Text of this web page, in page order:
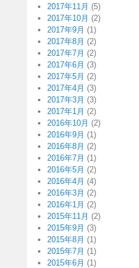
2017年11月 (5)
2017年10月 (2)
2017年9月 (1)
2017年8月 (2)
2017年7月 (2)
2017年6月 (3)
2017年5月 (2)
2017年4月 (3)
2017年3月 (3)
2017年1月 (2)
2016年10月 (2)
2016年9月 (1)
2016年8月 (2)
2016年7月 (1)
2016年5月 (2)
2016年4月 (4)
2016年3月 (2)
2016年1月 (2)
2015年11月 (2)
2015年9月 (3)
2015年8月 (1)
2015年7月 (1)
2015年6月 (1)